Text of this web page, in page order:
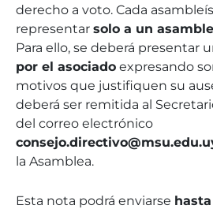
derecho a voto. Cada
representar solo a un
Para ello, se deberá presentar
por el asociado expresando
motivos que justifiquen su
deberá ser remitida al
del correo electrónico
la Asamblea.
Esta nota podrá enviarse